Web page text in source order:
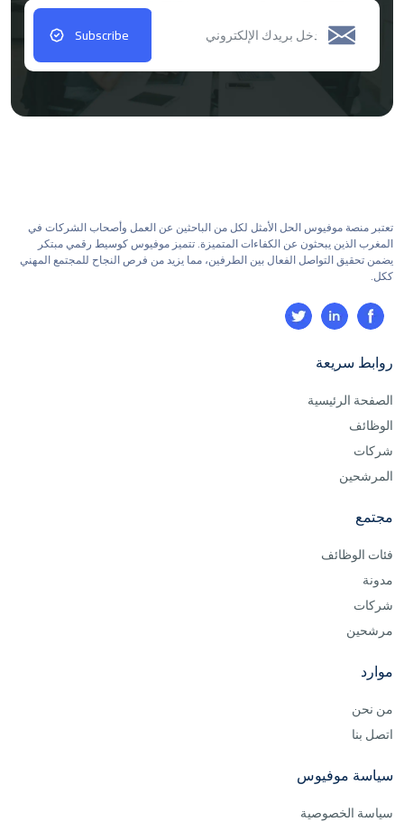
Subscribe
تعتبر منصة موفيوس الحل الأمثل لكل من الباحثين عن العمل وأصحاب الشركات في
المغرب الذين يبحثون عن الكفاءات المتميزة. تتميز موفيوس كوسيط رقمي مبتكر
يضمن تحقيق التواصل الفعال بين الطرفين، مما يزيد من فرص النجاح للمجتمع المهني
ككل.
روابط سريعة
الصفحة الرئيسية
الوظائف
شركات
المرشحين
مجتمع
فئات الوظائف
مدونة
شركات
مرشحين
موارد
من نحن
اتصل بنا
سياسة موفيوس
سياسة الخصوصية